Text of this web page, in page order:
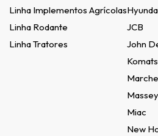
Linha Implementos Agrícolas
Linha Rodante
Linha Tratores
JCB
John
Miac
New